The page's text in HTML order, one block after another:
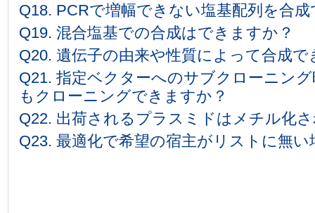
Q18. PCRで増幅できない塩基配列を合
Q19. 混合塩基での合成はできますか？
Q20. 遺伝子の由来や性質によって合成
Q21. 指定ベクターへのサブクローニン
もクローニングできますか？
Q22. 出荷されるプラスミドはメチル化
Q23. 最適化で希望の宿主がリストに無